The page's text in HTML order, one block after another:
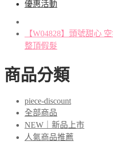
優惠活動
【W04828】頭號甜心
整頂假髮
商品分類
piece-discount
全部商品
NEW｜新品上市
人氣商品推薦